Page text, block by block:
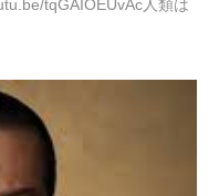
tqGAIOEUvAc人類は